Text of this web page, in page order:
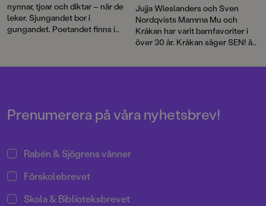
nynnar, tjoar och diktar – när de
leker. Sjungandet bor i
gungandet. Poetandet finns i
Jujja Wieslanders och Sven
Nordqvists Mamma Mu och
Kråkan har varit barnfavoriter i
över 30 år. Kråkan säger SEN! är
de allra yngsta läsarna.
Prenumerera på våra nyhetsbrev!
Rabén & Sjögrens vänner
Förskolebrevet
Skola & Biblioteksbrevet